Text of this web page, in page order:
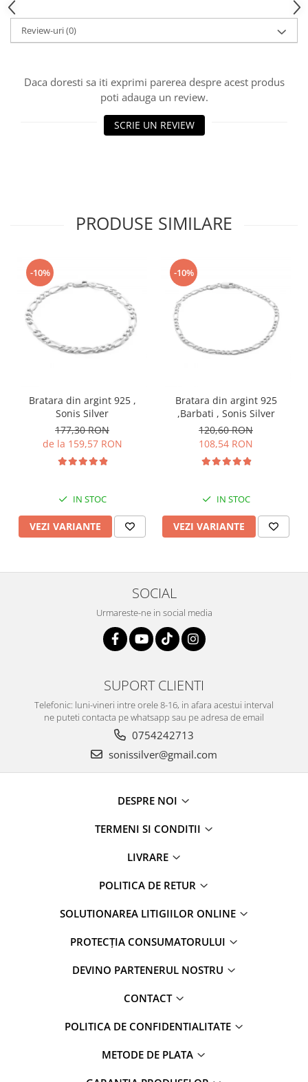
Review-uri(0)
Daca doresti sa iti exprimi parerea despre acest produs
poti adauga un review.
SCRIE UN REVIEW
PRODUSE SIMILARE
-10%
Bratara din argint 925 ,
Sonis Silver
177,30 RON
de la 159,57 RON
IN STOC
VEZI VARIANTE
-10%
Bratara din argint 925
,Barbati , Sonis Silver
120,60 RON
108,54 RON
IN STOC
VEZI VARIANTE
SOCIAL
Urmareste-ne in social media
SUPORT CLIENTI
Telefonic: luni-vineri intre orele 8-16, in afara acestui interval
ne puteti contacta pe whatsapp sau pe adresa de email
0754242713
sonissilver@gmail.com
DESPRE NOI
TERMENI SI CONDITII
LIVRARE
POLITICA DE RETUR
SOLUTIONAREA LITIGIILOR ONLINE
PROTECȚIA CONSUMATORULUI
DEVINO PARTENERUL NOSTRU
CONTACT
POLITICA DE CONFIDENTIALITATE
METODE DE PLATA